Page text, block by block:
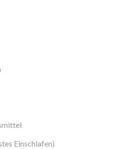
Einschlafen)